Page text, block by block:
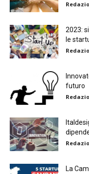
2023:
le
futuro
La